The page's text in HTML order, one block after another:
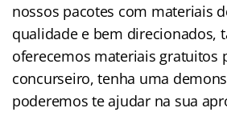
nossos pacotes com materiais
qualidade e bem direcionados,
oferecemos materiais gratuitos
concurseiro, tenha uma
poderemos te ajudar na sua